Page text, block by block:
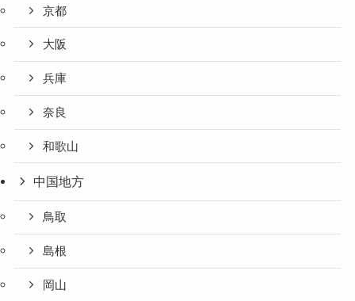
京都
大阪
兵庫
奈良
和歌山
中国地方
鳥取
島根
岡山